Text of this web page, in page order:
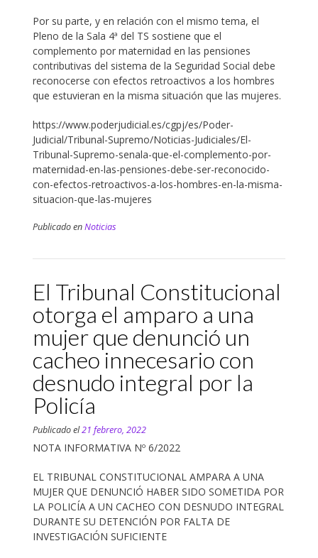
Por su parte, y en relación con el mismo tema, el
Pleno de la Sala 4ª del TS sostiene que el
complemento por maternidad en las pensiones
contributivas del sistema de la Seguridad Social debe
reconocerse con efectos retroactivos a los hombres
que estuvieran en la misma situación que las mujeres.
https://www.poderjudicial.es/cgpj/es/Poder-
Judicial/Tribunal-Supremo/Noticias-Judiciales/El-
Tribunal-Supremo-senala-que-el-complemento-por-
maternidad-en-las-pensiones-debe-ser-reconocido-
con-efectos-retroactivos-a-los-hombres-en-la-misma-
situacion-que-las-mujeres
Publicado enNoticias
El Tribunal Constitucional
otorga el amparo a una
mujer que denunció un
cacheo innecesario con
desnudo integral por la
Policía
Publicado el21 febrero, 2022
NOTA INFORMATIVA Nº 6/2022
EL TRIBUNAL CONSTITUCIONAL AMPARA A UNA
MUJER QUE DENUNCIÓ HABER SIDO SOMETIDA POR
LA POLICÍA A UN CACHEO CON DESNUDO INTEGRAL
DURANTE SU DETENCIÓN POR FALTA DE
INVESTIGACIÓN SUFICIENTE